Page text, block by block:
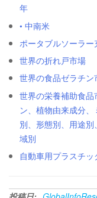
年
• 中南米
ポータブルソーラ
世界の折れ戸市場
世界の食品ゼラチ
世界の栄養補助食
ン、植物由来成分
別、形態別、用途
域別
自動車用プラスチ